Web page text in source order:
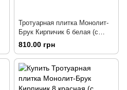
Тротуарная плитка Монолит-
Брук Кирпичик 6 белая (с
фаской)
810.00 грн